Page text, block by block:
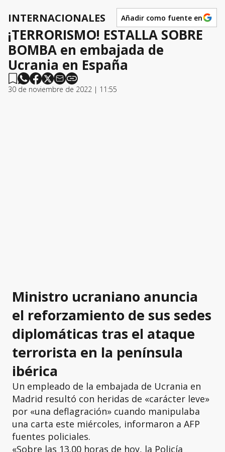
INTERNACIONALES Añadir como fuente en
¡TERRORISMO! ESTALLA SOBRE
BOMBA en embajada de
Ucrania en España
30 de noviembre de 2022 | 11:55
Ministro ucraniano anuncia
el reforzamiento de sus sedes
diplomáticas tras el ataque
terrorista en la península
ibérica
Un empleado de la embajada de Ucrania en
Madrid resultó con heridas de «carácter leve»
por «una deflagración» cuando manipulaba
una carta este miércoles, informaron a AFP
fuentes policiales.
«Sobre las 13.00 horas de hoy, la Policía